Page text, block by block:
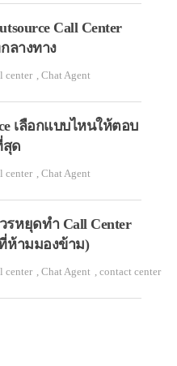
Call Center
ลางทาง
center , Chat Agent
เลือกแบบไหนให้ตอบ
ด
center , Chat Agent
หยุดทำ Call Center
ห้ามมองข้าม)
center , Chat Agent , contact center